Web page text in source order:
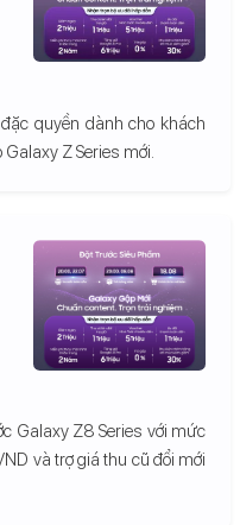
quyền dành cho khách
Z Series mới.
Galaxy Z8 Series với mức
và trợ giá thu cũ đổi mới